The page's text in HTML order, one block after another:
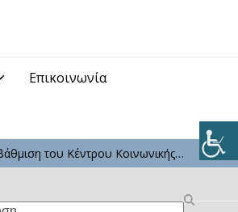
Επικοινωνία
του Κέντρου Κοινωνικής…